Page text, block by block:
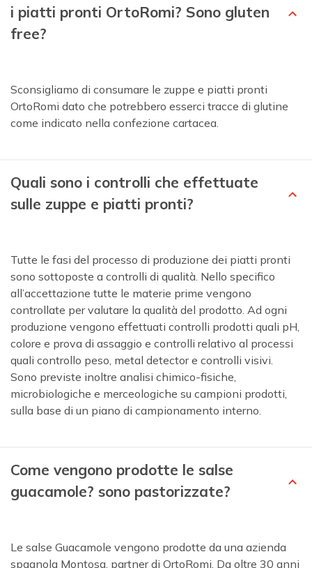
i piatti pronti OrtoRomi? Sono gluten
free?
Sconsigliamo di consumare le zuppe e piatti pronti
OrtoRomi dato che potrebbero esserci tracce di glutine
come indicato nella confezione cartacea.
Quali sono i controlli che effettuate
sulle zuppe e piatti pronti?
Tutte le fasi del processo di produzione dei piatti pronti
sono sottoposte a controlli di qualità. Nello specifico
all’accettazione tutte le materie prime vengono
controllate per valutare la qualità del prodotto. Ad ogni
produzione vengono effettuati controlli prodotti quali pH,
colore e prova di assaggio e controlli relativo al processi
quali controllo peso, metal detector e controlli visivi.
Sono previste inoltre analisi chimico-fisiche,
microbiologiche e merceologiche su campioni prodotti,
sulla base di un piano di campionamento interno.
Come vengono prodotte le salse
guacamole? sono pastorizzate?
Le salse Guacamole vengono prodotte da una azienda
spagnola Montosa, partner di OrtoRomi. Da oltre 30 anni